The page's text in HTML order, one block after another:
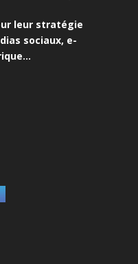
leur stratégie
sociaux, e-